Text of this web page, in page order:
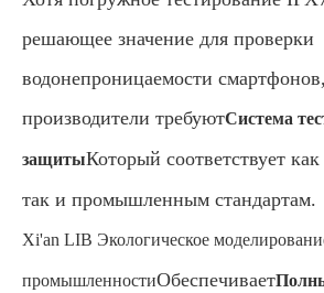
решающее значение для проверки
водонепроницаемости
производители требуютСистема
защитыКоторый соответствует
так и промышленным стандартам.
Xi'an LIB Экологическое
промышленностиОбеспечивает